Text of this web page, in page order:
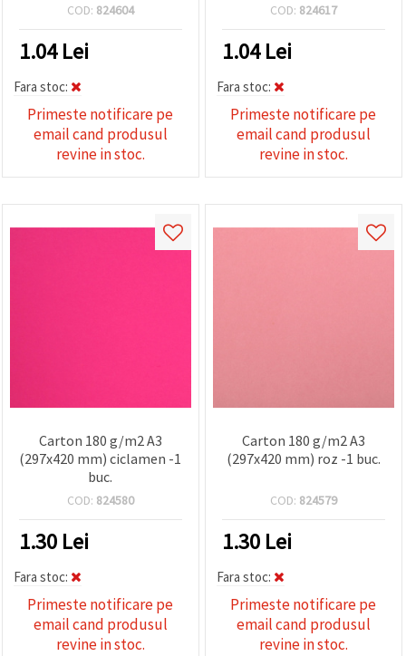
COD: 824604
1.04Lei
Fara stoc:
Primeste notificare pe
email cand produsul
revine in stoc.
COD: 824617
1.04Lei
Fara stoc:
Primeste notificare pe
email cand produsul
revine in stoc.
Carton 180 g/m2 A3
(297x420 mm) ciclamen -1
buc.
COD: 824580
1.30 Lei
Fara stoc:
Primeste notificare pe
email cand produsul
revine in stoc.
Carton 180 g/m2 A3
(297x420 mm) roz -1 buc.
COD: 824579
1.30 Lei
Fara stoc:
Primeste notificare pe
email cand produsul
revine in stoc.